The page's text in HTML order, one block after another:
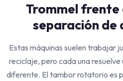
Trommel frente
separación de
Estas máquinas suelen trabajar
reciclaje, pero cada una
diferente. El tambor rotatorio es